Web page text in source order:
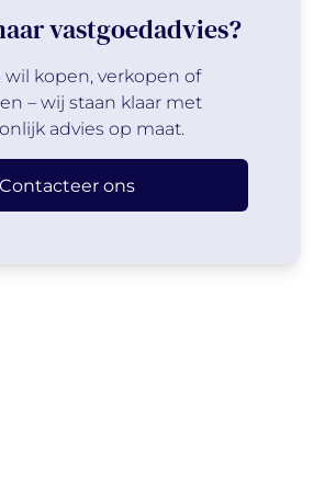
vastgoedadvies?
wil kopen, verkopen of
– wij staan klaar met
advies op maat.
Contacteer ons